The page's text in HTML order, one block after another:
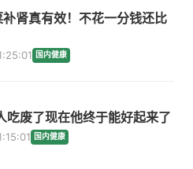
肾真有效！不花一分钱还比
国内健康
吃废了现在他终于能好起来了
国内健康